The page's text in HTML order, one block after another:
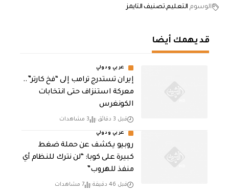
الوسوم التعليم تصنيف التايمز
قد يهمك أيضا
عربي ودولي
إيران تستدرج ترامب إلى “فخ كارتر”..
معركة استنزاف حتى انتخابات
الكونغرس
قبل 3 دقائق 3 مشاهدات
عربي ودولي
روبيو يكشف عن حملة ضغط
كبيرة على كوبا: “لن نترك للنظام أي
منفذ للهروب”
قبل 46 دقيقة 7 مشاهدات